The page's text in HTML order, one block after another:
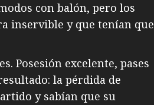
con balón, pero los
inservible y que tenían que
Posesión excelente, pases
la pérdida de
y sabían que su